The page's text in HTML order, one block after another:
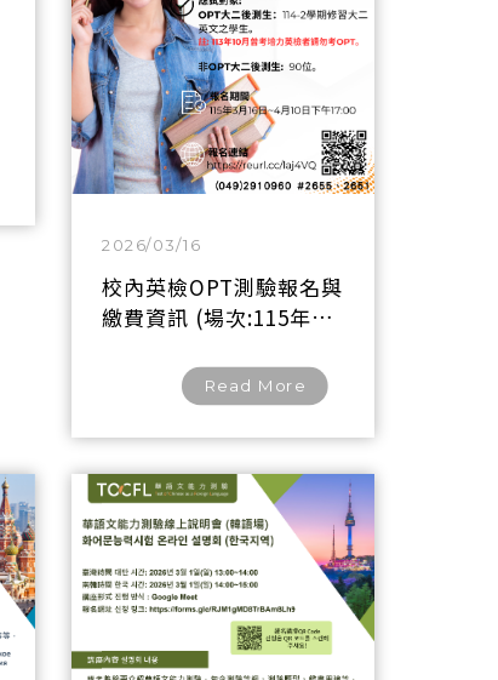
2026/03/16
校內英檢OPT測驗報名與
繳費資訊 (場次:115年5
Read More